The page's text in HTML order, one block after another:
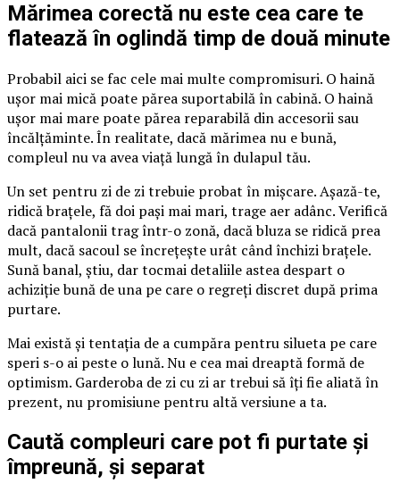
Mărimea corectă nu este cea care te
flatează în oglindă timp de două minute
Probabil aici se fac cele mai multe compromisuri. O haină
ușor mai mică poate părea suportabilă în cabină. O haină
ușor mai mare poate părea reparabilă din accesorii sau
încălțăminte. În realitate, dacă mărimea nu e bună,
compleul nu va avea viață lungă în dulapul tău.
Un set pentru zi de zi trebuie probat în mișcare. Așază-te,
ridică brațele, fă doi pași mai mari, trage aer adânc. Verifică
dacă pantalonii trag într-o zonă, dacă bluza se ridică prea
mult, dacă sacoul se încrețește urât când închizi brațele.
Sună banal, știu, dar tocmai detaliile astea despart o
achiziție bună de una pe care o regreți discret după prima
purtare.
Mai există și tentația de a cumpăra pentru silueta pe care
speri s-o ai peste o lună. Nu e cea mai dreaptă formă de
optimism. Garderoba de zi cu zi ar trebui să îți fie aliată în
prezent, nu promisiune pentru altă versiune a ta.
Caută compleuri care pot fi purtate și
împreună, și separat